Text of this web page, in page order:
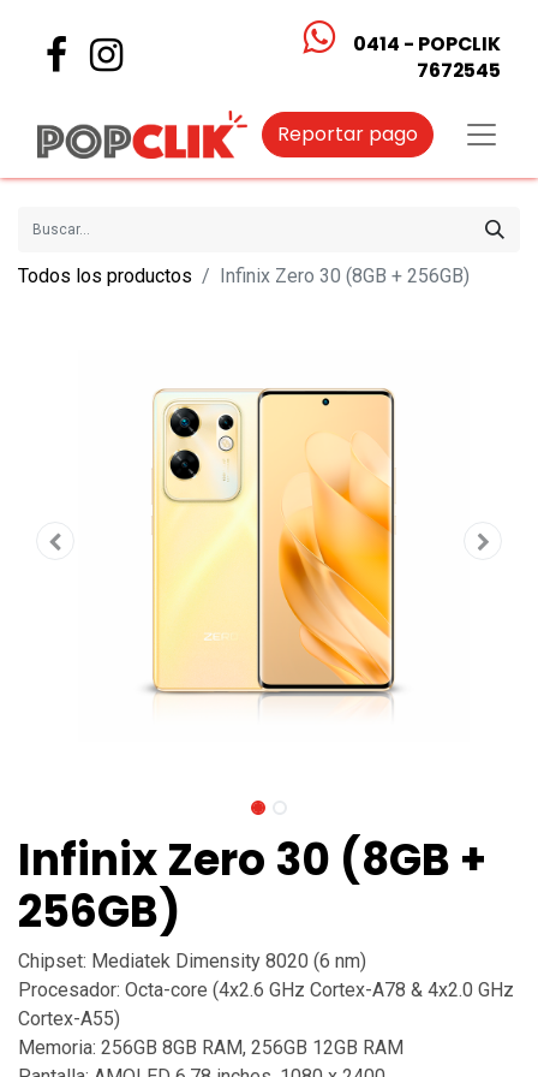
0414 - POPCLIK
7672545
Reportar pago
Todos los productos Infinix Zero 30 (8GB + 256GB)
Infinix Zero 30 (8GB +
256GB)
Chipset: Mediatek Dimensity 8020 (6 nm)
Procesador: Octa-core (4x2.6 GHz Cortex-A78 & 4x2.0 GHz
Cortex-A55)
Memoria: 256GB 8GB RAM, 256GB 12GB RAM